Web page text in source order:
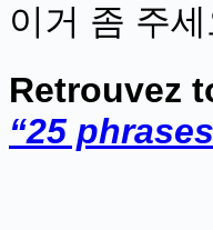
이거 좀 주
Retrouvez
“25